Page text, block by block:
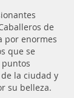
de
por enormes
que se
puntos
la ciudad y
su belleza.